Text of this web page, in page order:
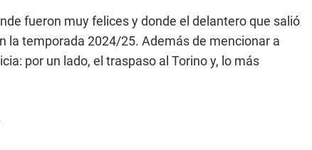
fueron muy felices y donde el delantero que salió
la temporada 2024/25. Además de mencionar a
por un lado, el traspaso al Torino y, lo más